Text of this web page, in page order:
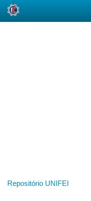
Repositório UNIFEI